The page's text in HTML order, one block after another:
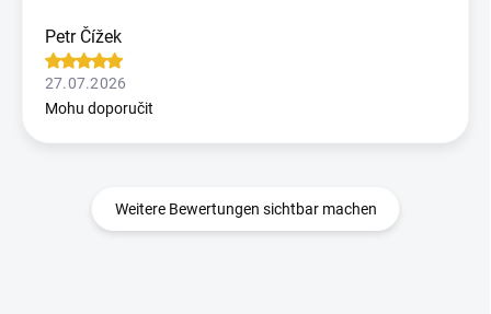
Petr Čížek
27.07.2026
Mohu doporučit
Weitere Bewertungen sichtbar machen